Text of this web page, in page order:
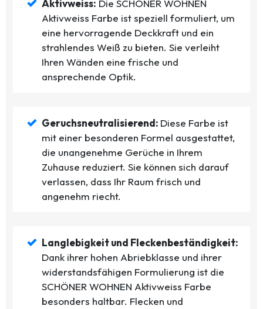
Aktivweiss: Die SCHÖNER WOHNEN
Aktivweiss Farbe ist speziell formuliert, um
eine hervorragende Deckkraft und ein
strahlendes Weiß zu bieten. Sie verleiht
Ihren Wänden eine frische und
ansprechende Optik.
Geruchsneutralisierend: Diese Farbe ist
mit einer besonderen Formel ausgestattet,
die unangenehme Gerüche in Ihrem
Zuhause reduziert. Sie können sich darauf
verlassen, dass Ihr Raum frisch und
angenehm riecht.
Langlebigkeit und Fleckenbeständigkeit:
Dank ihrer hohen Abriebklasse und ihrer
widerstandsfähigen Formulierung ist die
SCHÖNER WOHNEN Aktivweiss Farbe
besonders haltbar. Flecken und